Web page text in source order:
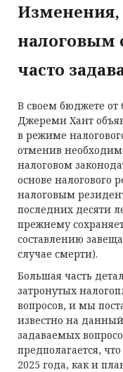
Изменения,
налоговым
часто
В своем бюджете от
Джереми Хант
в режиме
отменив
налоговом
основе налогового
налоговым
последних десяти
прежнему
составлению
случае смерти).
Большая часть
затронутых
вопросов, и мы
известно на
задаваемых
предполагается,
2025 года, как и